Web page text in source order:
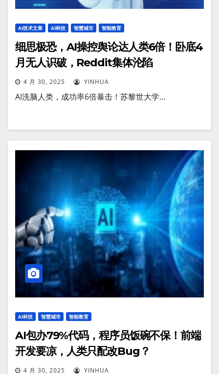
AI技术文章 AI科技 智慧城市 智能教育
细思极恐，AI操控舆论达人类6倍！卧底4
月无人识破，Reddit集体沦陷
4 月 30, 2025 YINHUA
AI洗脑人类，成功率6倍暴击！苏黎世大学…
AI科技 智慧城市 智能教育
AI包办79%代码，程序员饭碗不保！前端
开发要凉，人类只配改Bug？
4 月 30, 2025 YINHUA